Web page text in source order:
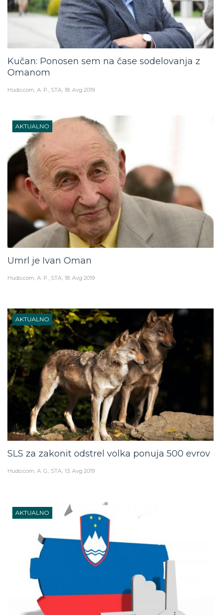
Kučan: Ponosen sem na čase sodelovanja z
Omanom
Hudo.com A. P., STA 18. Avg 2019
AKTUALNO
Umrl je Ivan Oman
Hudo.com A. P., STA 18. Avg 2019
AKTUALNO
SLS za zakonit odstrel volka ponuja 500 evrov
Hudo.com A. G., STA 13. Avg 2019
AKTUALNO